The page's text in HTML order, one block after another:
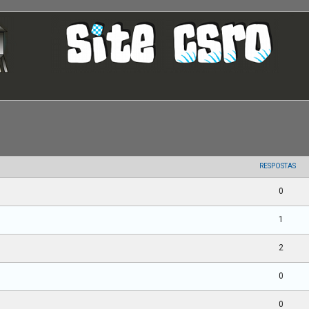
avançada
RESPOSTAS
0
1
2
0
0